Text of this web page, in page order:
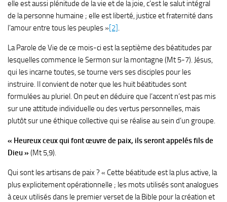
elle est aussi plénitude de la vie et de la joie, c’est le salut intégral
de la personne humaine ; elle est liberté, justice et fraternité dans
l’amour entre tous les peuples »[2].
La Parole de Vie de ce mois-ci est la septième des béatitudes par
lesquelles commence le Sermon sur la montagne (Mt 5-7). Jésus,
qui les incarne toutes, se tourne vers ses disciples pour les
instruire. Il convient de noter que les huit béatitudes sont
formulées au pluriel. On peut en déduire que l’accent n’est pas mis
sur une attitude individuelle ou des vertus personnelles, mais
plutôt sur une éthique collective qui se réalise au sein d’un groupe.
« Heureux ceux qui font œuvre de paix, ils seront appelés fils de
Dieu » (Mt 5,9).
Qui sont les artisans de paix ? « Cette béatitude est la plus active, la
plus explicitement opérationnelle ; les mots utilisés sont analogues
à ceux utilisés dans le premier verset de la Bible pour la création et